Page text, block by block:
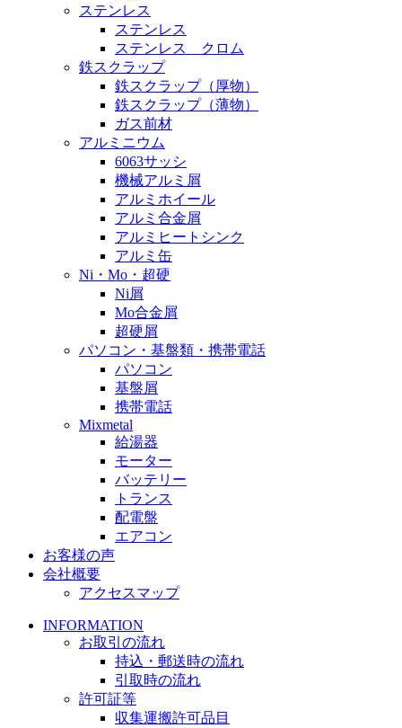
ステンレス
ステンレス
ステンレス クロム
鉄スクラップ
鉄スクラップ（厚物）
鉄スクラップ（薄物）
ガス前材
アルミニウム
6063サッシ
機械アルミ屑
アルミホイール
アルミ合金屑
アルミヒートシンク
アルミ缶
Ni・Mo・超硬
Ni屑
Mo合金屑
超硬屑
パソコン・基盤類・携帯電話
パソコン
基盤屑
携帯電話
Mixmetal
給湯器
モーター
バッテリー
トランス
配電盤
エアコン
お客様の声
会社概要
アクセスマップ
INFORMATION
お取引の流れ
持込・郵送時の流れ
引取時の流れ
許可証等
収集運搬許可品目